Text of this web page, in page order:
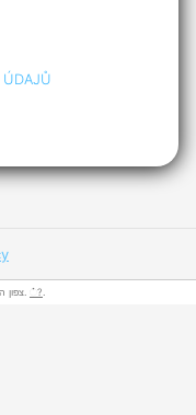
ÚDAJŮ
צפוןשאן. ்?.